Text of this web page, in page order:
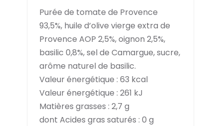
Purée de tomate de Provence
93,5%, huile d’olive vierge extra de
Provence AOP 2,5%, oignon 2,5%,
basilic 0,8%, sel de Camargue, sucre,
arôme naturel de basilic.
Valeurénergétique : 63 kcal
Valeur énergétique : 261 kJ
Matières grasses : 2,7 g
dont Acides gras saturés : 0 g